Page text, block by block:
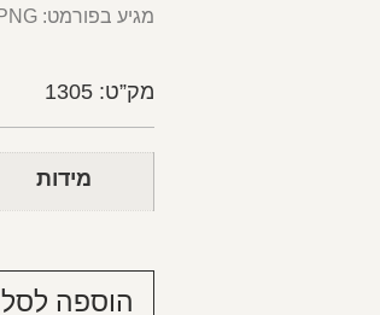
מגיע בפורמט: PNG
מק”ט: 1305
מידות
הוספה לסל